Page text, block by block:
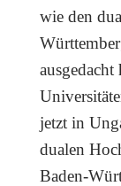
wie den
ausgedacht
jetzt in
dualen
Baden-